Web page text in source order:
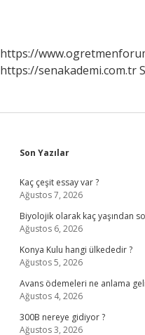
https://
https://senakademi.com.tr
Sidebar
Son Yazılar
Kaç çeşit essay var ?
Ağustos 7, 2026
Biyolojik olarak kaç yaşından
Ağustos 6, 2026
Konya Kulu hangi ülkededir ?
Ağustos 5, 2026
Avans ödemeleri ne anlama
Ağustos 4, 2026
300B nereye gidiyor ?
Ağustos 3, 2026